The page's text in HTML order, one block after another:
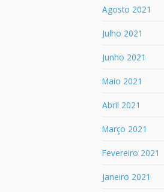
Agosto 2021
Julho 2021
Junho 2021
Maio 2021
Abril 2021
Março 2021
Fevereiro 2021
Janeiro 2021